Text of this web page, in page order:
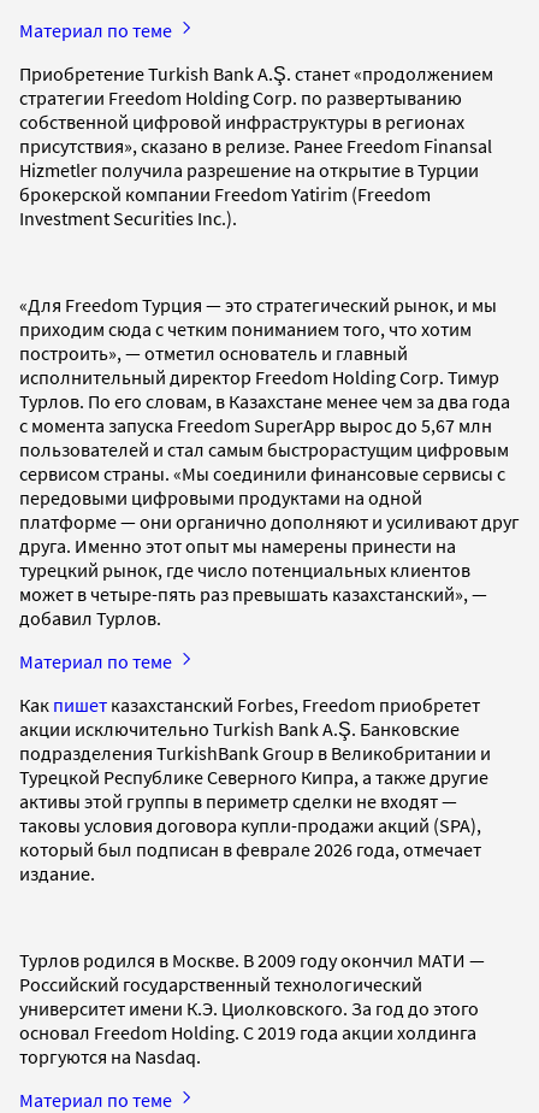
Материал по теме
Приобретение Turkish Bank A.Ş. станет «продолжением
стратегии Freedom Holding Corp. по развертыванию
собственной цифровой инфраструктуры в регионах
присутствия», сказано в релизе. Ранее Freedom Finansal
Hizmetler получила разрешение на открытие в Турции
брокерской компании Freedom Yatirim (Freedom
Investment Securities Inc.).
«Для Freedom Турция — это стратегический рынок, и мы
приходим сюда с четким пониманием того, что хотим
построить», — отметил основатель и главный
исполнительный директор Freedom Holding Corp. Тимур
Турлов. По его словам, в Казахстане менее чем за два года
с момента запуска Freedom SuperApp вырос до 5,67 млн
пользователей и стал самым быстрорастущим цифровым
сервисом страны. «Мы соединили финансовые сервисы с
передовыми цифровыми продуктами на одной
платформе — они органично дополняют и усиливают друг
друга. Именно этот опыт мы намерены принести на
турецкий рынок, где число потенциальных клиентов
может в четыре-пять раз превышать казахстанский», —
добавил Турлов.
Материал по теме
Как пишет казахстанский Forbes, Freedom приобретет
акции исключительно Turkish Bank A.Ş. Банковские
подразделения TurkishBank Group в Великобритании и
Турецкой Республике Северного Кипра, а также другие
активы этой группы в периметр сделки не входят —
таковы условия договора купли-продажи акций (SPA),
который был подписан в феврале 2026 года, отмечает
издание.
Турлов родился в Москве. В 2009 году окончил МАТИ —
Российский государственный технологический
университет имени К.Э. Циолковского. За год до этого
основал Freedom Holding. С 2019 года акции холдинга
торгуются на Nasdaq.
Материал по теме